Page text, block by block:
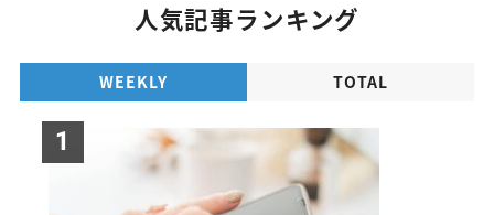
人気記事ランキング
WEEKLY TOTAL